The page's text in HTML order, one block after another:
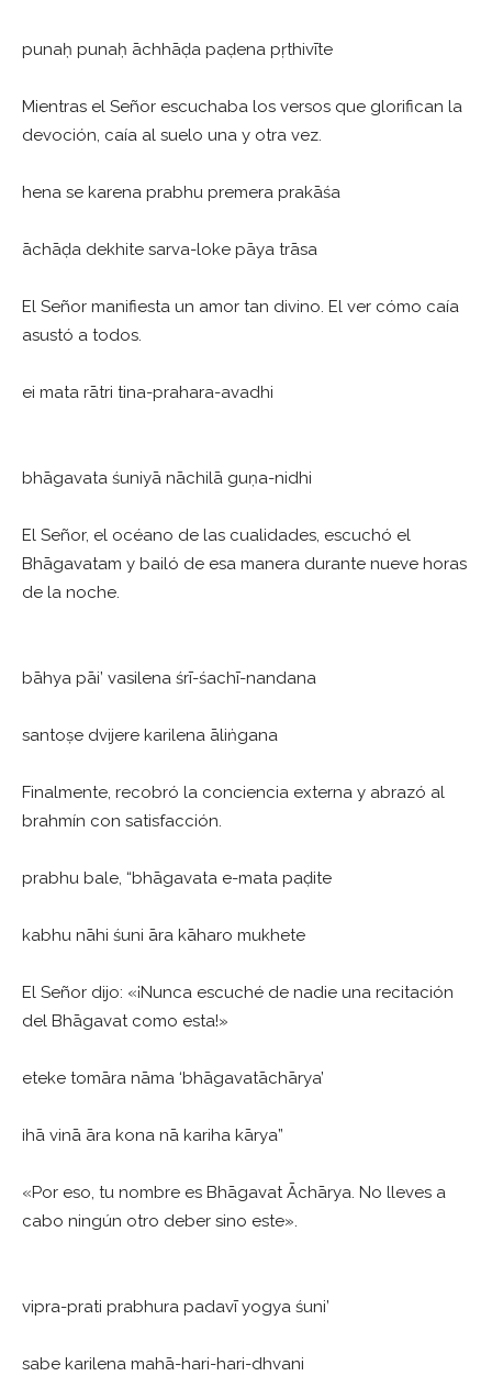
punaḥ punaḥ āchhāḍa paḍena pṛthivīte
Mientras el Señor escuchaba los versos que glorifican la
devoción, caía al suelo una y otra vez.
hena se karena prabhu premera prakāśa
āchāḍa dekhite sarva-loke pāya trāsa
El Señor manifiesta un amor tan divino. El ver cómo caía
asustó a todos.
ei mata rātri tina-prahara-avadhi
bhāgavata śuniyā nāchilā guṇa-nidhi
El Señor, el océano de las cualidades, escuchó el
Bhāgavatam y bailó de esa manera durante nueve horas
de la noche.
bāhya pāi’ vasilena śrī-śachī-nandana
santoṣe dvijere karilena āliṅgana
Finalmente, recobró la conciencia externa y abrazó al
brahmín con satisfacción.
prabhu bale, “bhāgavata e-mata paḍite
kabhu nāhi śuni āra kāharo mukhete
El Señor dijo: «¡Nunca escuché de nadie una recitación
del Bhāgavat como esta!»
eteke tomāra nāma ‘bhāgavatāchārya’
ihā vinā āra kona nā kariha kārya”
«Por eso, tu nombre es Bhāgavat Āchārya. No lleves a
cabo ningún otro deber sino este».
vipra-prati prabhura padavī yogya śuni’
sabe karilena mahā-hari-hari-dhvani